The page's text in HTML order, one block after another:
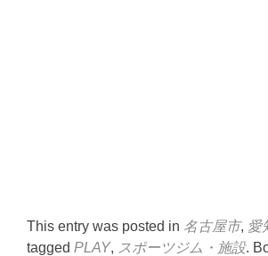
This entry was posted in 名古屋市, 愛
tagged PLAY, スポーツジム・施設.